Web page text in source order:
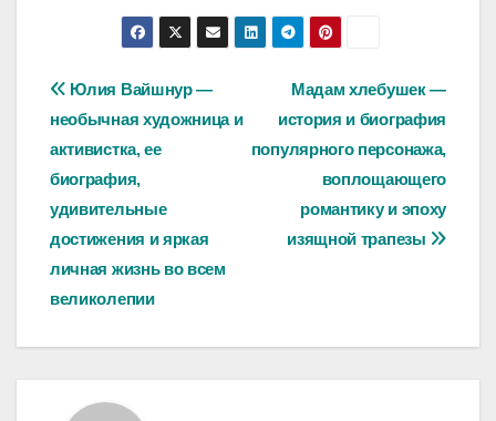
Навигация
по
записям
Мадам хлебушек —
история и биография
популярного персонажа,
воплощающего
романтику и эпоху
изящной трапезы
Юлия Вайшнур —
необычная художница и
активистка, ее
биография,
удивительные
достижения и яркая
личная жизнь во всем
великолепии